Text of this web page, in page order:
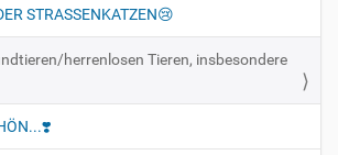
STRASSENKATZEN😢
herrenlosen Tieren, insbesondere